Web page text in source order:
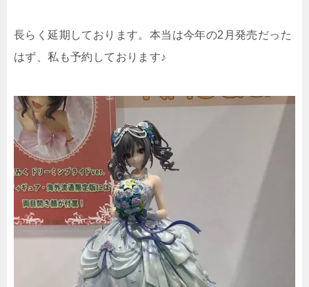
長らく延期しております。本当は今年の2月発売だった
はず、私も予約しております♪